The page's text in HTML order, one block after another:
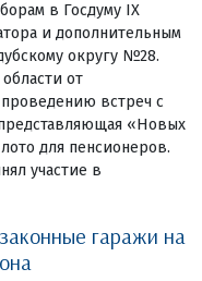
в Госдуму IX
и дополнительным
округу №28.
от
встреч с
«Новых
для пенсионеров.
участие в
гаражи на